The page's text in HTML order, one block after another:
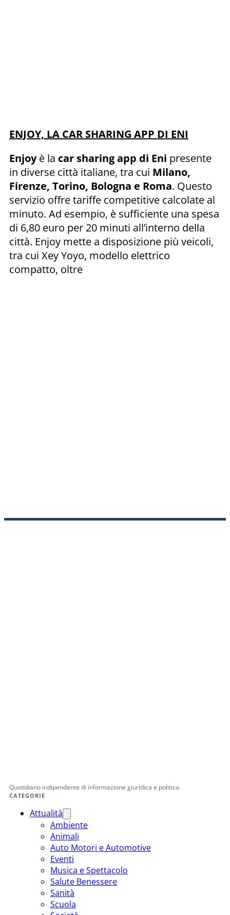
ENJOY, LA CAR SHARING APP DI ENI
Enjoyè la car sharing app di Eni presente
in diverse città italiane, tra cui Milano,
Firenze, Torino, Bologna e Roma. Questo
servizio offre tariffe competitive calcolate al
minuto. Ad esempio, è sufficiente una spesa
di 6,80 euro per 20 minuti all’interno della
città. Enjoy mette a disposizione più veicoli,
tra cui Xey Yoyo, modello elettrico
compatto, oltre
Quotidiano indipendente di informazione giuridica e politica.
CATEGORIE
Attualità
Ambiente
Animali
Auto Motori e Automotive
Eventi
Musica e Spettacolo
Salute Benessere
Sanità
Scuola